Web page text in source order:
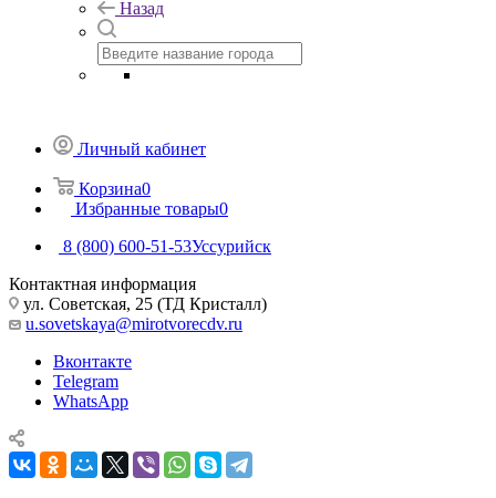
Назад
Личный кабинет
Корзина0
Избранные товары0
8 (800) 600-51-53Уссурийск
Контактная информация
ул. Советская, 25 (ТД Кристалл)
u.sovetskaya@mirotvorecdv.ru
Вконтакте
Telegram
WhatsApp